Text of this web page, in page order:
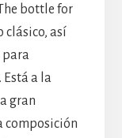
bottle for
clásico, así
para
a la
gran
composición